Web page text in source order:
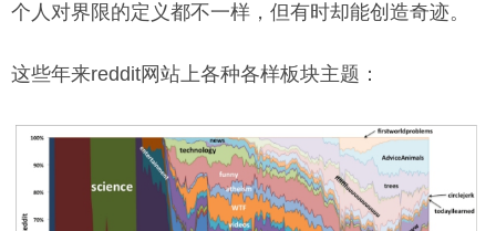
个人对界限的定义都不一样，但有时却能创造奇迹。
这些年来reddit网站上各种各样板块主题：